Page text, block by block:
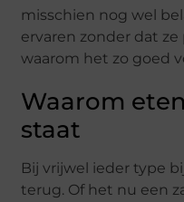
misschien nog wel
ervaren zonder dat
waarom het zo goed
Waarom
staat
Bij vrijwel ieder type
terug. Of het nu een